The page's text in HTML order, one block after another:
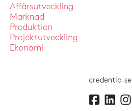
Affärsutveckling
Marknad
Produktion
Projektutveckling
Ekonomi
credentia.se